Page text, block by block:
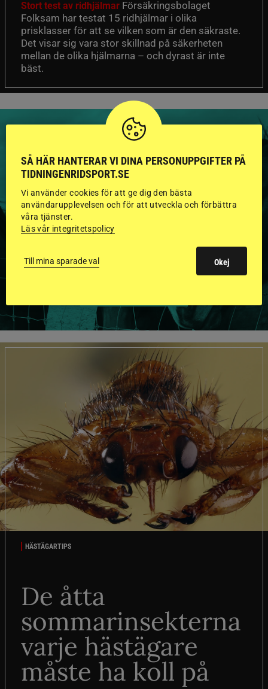
Stort test av ridhjälmar Försäkringsbolaget
Folksam har testat 15 ridhjälmar i olika
prisklasser för att se vilken som är den säkraste.
Det visar sig vara stor skillnad på säkerheten
mellan de olika hjälmarna – och dyrast är inte
bäst.
HINGSTAR ONLINE
GODKÄNDA HINGSTAR I
FLERA KATEGORIER MED
BILDER OCH FAKTA
HÄSTÄGARTIPS
De åtta
sommarinsekterna
varje hästägare
måste ha koll på
SÅ HÄR HANTERAR VI DINA PERSONUPPGIFTER PÅ
TIDNINGENRIDSPORT.SE
Vi använder cookies för att ge dig den bästa
användarupplevelsen och för att utveckla och förbättra
våra tjänster.
Läs vår integritetspolicy
Till mina sparade val Okej